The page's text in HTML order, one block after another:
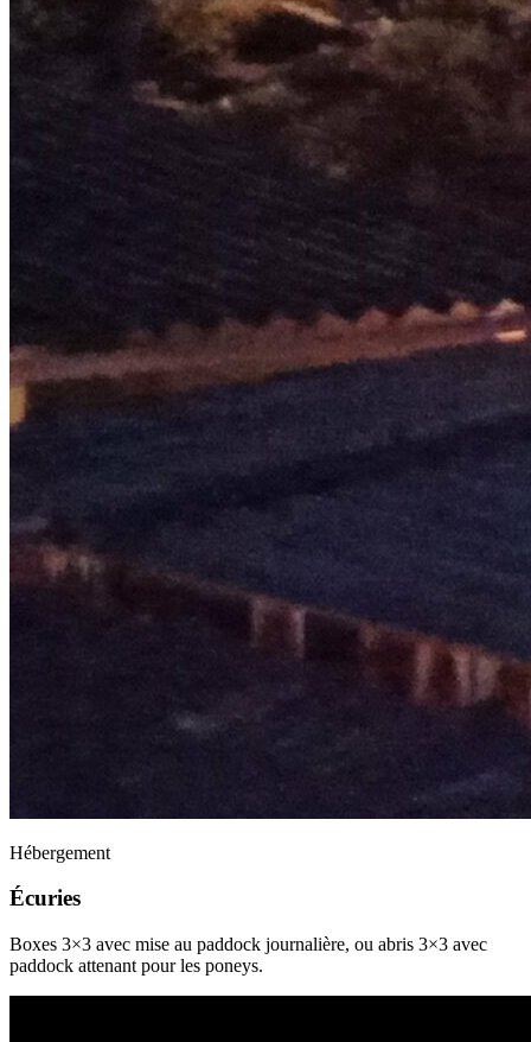
Hébergement
Écuries
Boxes 3×3 avec mise au paddock journalière, ou abris 3×3 avec
paddock attenant pour les poneys.